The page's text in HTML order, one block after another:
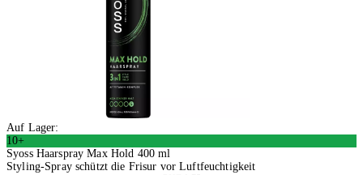
Auf Lager:
10+
Syoss Haarspray Max Hold 400 ml
Styling-Spray schützt die Frisur vor Luftfeuchtigkeit